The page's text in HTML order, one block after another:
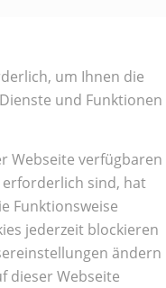
um Ihnen die
und Funktionen
Webseite verfügbaren
sind, hat
Funktionsweise
jederzeit blockieren
ändern
dieser Webseite